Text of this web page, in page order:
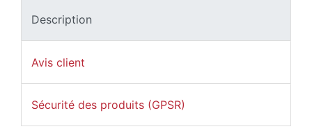
Description
Avis client
Sécurité des produits (GPSR)